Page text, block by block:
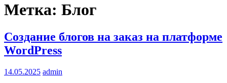
Метка: Блог
Cоздание блогов на заказ на платформе
WordPress
14.05.2025 admin